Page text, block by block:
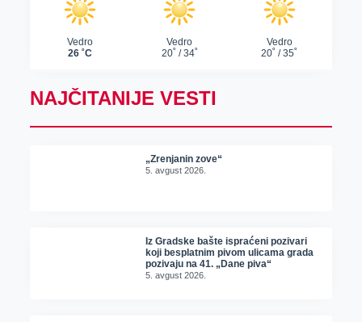
NAJČITANIJE VESTI
„Zrenjanin zove“
5. avgust 2026.
Iz Gradske bašte ispraćeni pozivari
koji besplatnim pivom ulicama grada
pozivaju na 41. „Dane piva“
5. avgust 2026.